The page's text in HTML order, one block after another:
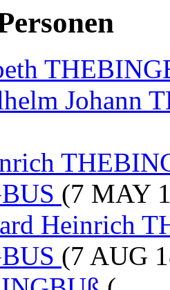
Johann
(7 MAY
Heinrich
(7 AUG